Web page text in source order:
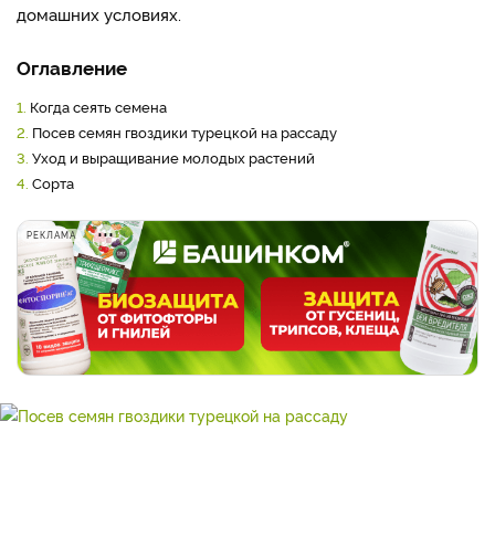
домашних условиях.
Оглавление
1. Когда сеять семена
2. Посев семян гвоздики турецкой на рассаду
3. Уход и выращивание молодых растений
4. Сорта
РЕКЛАМА